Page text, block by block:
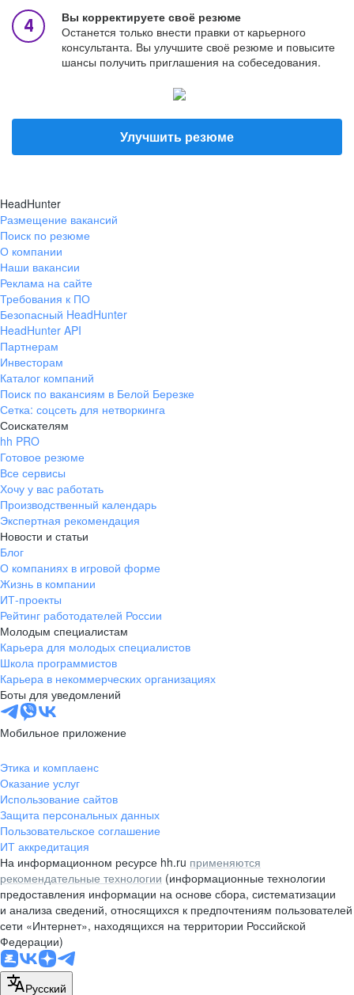
Вы корректируете своё резюме
Останется только внести правки от карьерного
консультанта. Вы улучшите своё резюме и повысите
шансы получить приглашения на собеседования.
Улучшить резюме
HeadHunter
Размещение вакансий
Поиск по резюме
О компании
Наши вакансии
Реклама на сайте
Требования к ПО
Безопасный HeadHunter
HeadHunter API
Партнерам
Инвесторам
Каталог компаний
Поиск по вакансиям в Белой Березке
Сетка: соцсеть для нетворкинга
Соискателям
hh PRO
Готовое резюме
Все сервисы
Хочу у вас работать
Производственный календарь
Экспертная рекомендация
Новости и статьи
Блог
О компаниях в игровой форме
Жизнь в компании
ИТ-проекты
Рейтинг работодателей России
Молодым специалистам
Карьера для молодых специалистов
Школа программистов
Карьера в некоммерческих организациях
Боты для уведомлений
Мобильное приложение
Этика и комплаенс
Оказание услуг
Использование сайтов
Защита персональных данных
Пользовательское соглашение
ИТ аккредитация
На информационном ресурсе hh.ru применяются
рекомендательные технологии (информационные технологии
предоставления информации на основе сбора, систематизации
и анализа сведений, относящихся к предпочтениям пользователей
сети «Интернет», находящихся на территории Российской
Федерации)
Русский